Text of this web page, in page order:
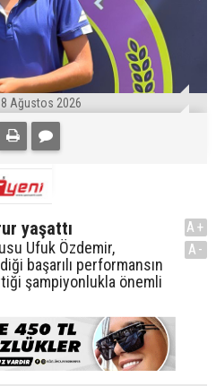
Ağustos 2026
yaşattı
Ufuk Özdemir,
başarılı performansın
şampiyonlukla önemli
A+
A-